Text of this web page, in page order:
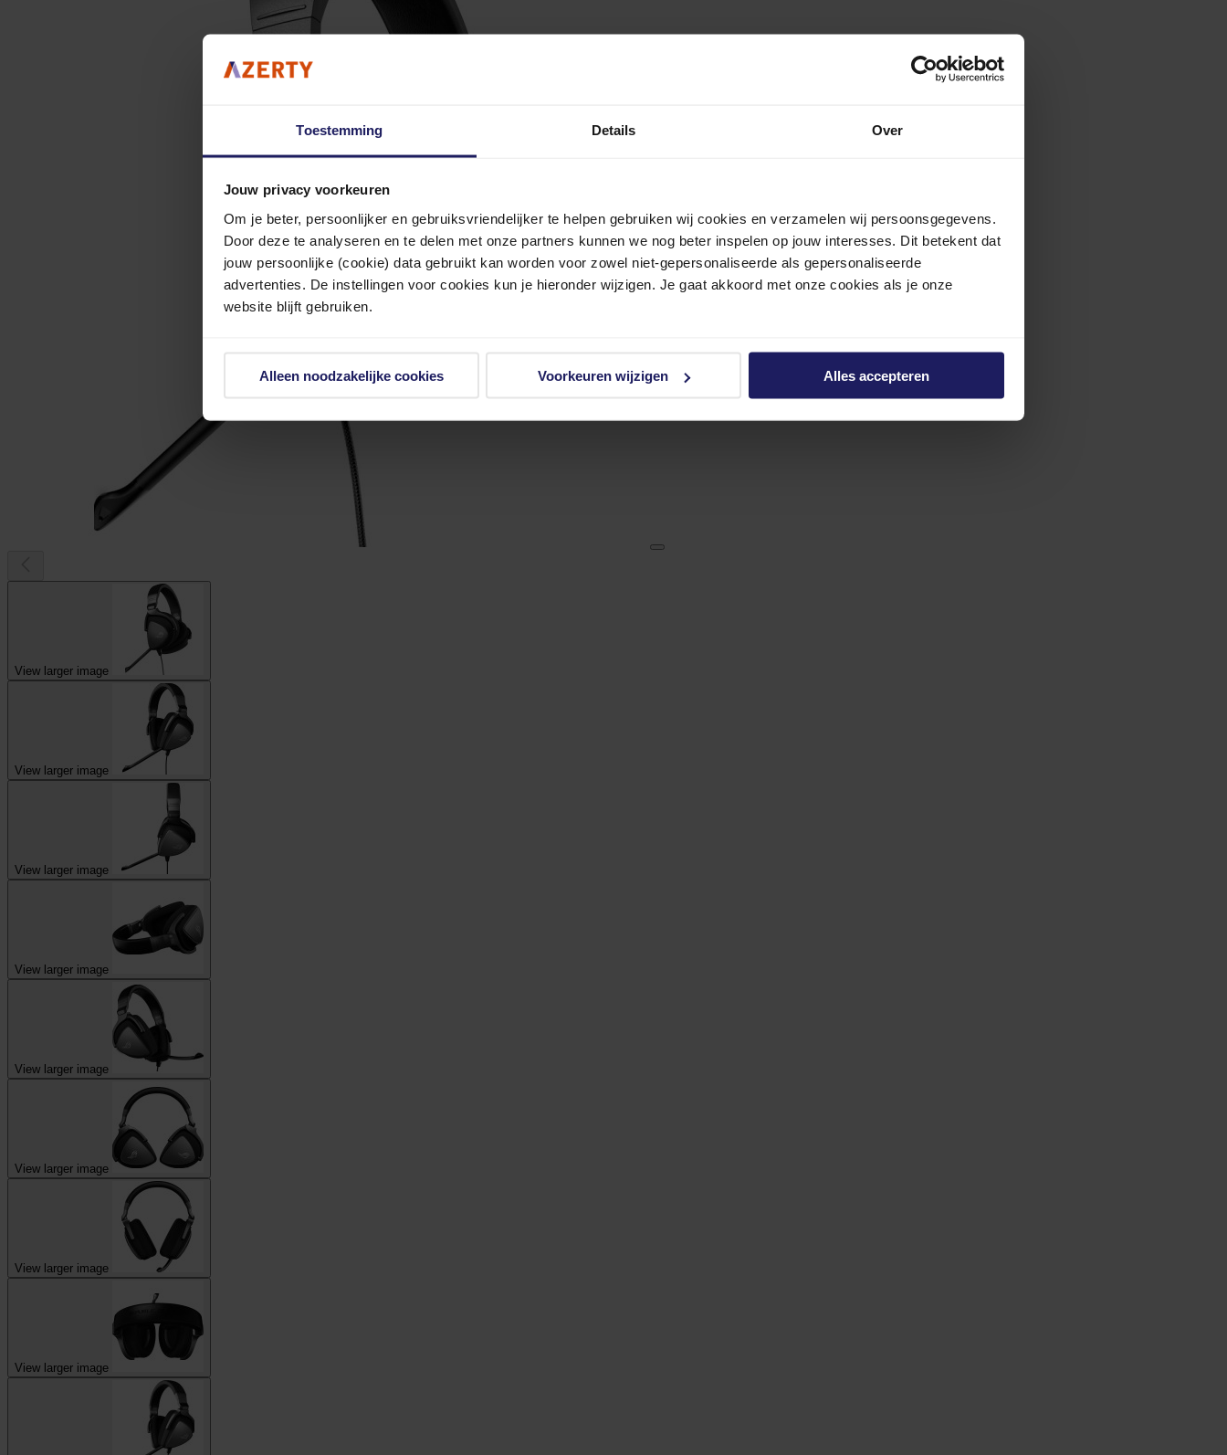
Toestemming Details Over
Jouw privacy voorkeuren
Om je beter, persoonlijker en gebruiksvriendelijker te helpen gebruiken wij cookies en verzamelen wij persoonsgegevens.
Door deze te analyseren en te delen met onze partners kunnen we nog beter inspelen op jouw interesses. Dit betekent dat
jouw persoonlijke (cookie) data gebruikt kan worden voor zowel niet-gepersonaliseerde als gepersonaliseerde
advertenties. De instellingen voor cookies kun je hieronder wijzigen. Je gaat akkoord met onze cookies als je onze
website blijft gebruiken.
Alleen noodzakelijke cookies Voorkeuren wijzigen Alles accepteren
View larger image
View larger image
View larger image
View larger image
View larger image
View larger image
View larger image
View larger image